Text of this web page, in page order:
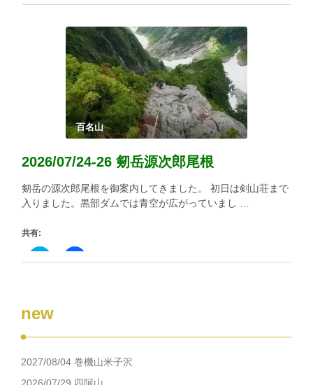
ま
リ
Twitter
で
開
ま
す)
で
有
す
る
に
は
ク
リ
ッ
ク
し
て
く
だ
(新
し
ウ
ィ
ン
き
ま
百名山
2026/07/24-26 剱岳源次郎尾根
剱岳の源次郎尾根を御案内してきました。 初日は剣山荘まで
入りました。黒部ダムでは青空が広がっていまし …
共有:
ク
リ
Twitter
で
有
し
い
Facebook
で
リ
ク
し
new
2027/08/04 巻機山米子沢